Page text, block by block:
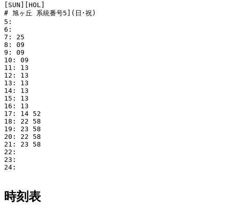
[SUN][HOL]
# 旭ヶ丘 系統番号5](日･祝)
5:
6:
7: 25
8: 09
9: 09
10: 09
11: 13
12: 13
13: 13
14: 13
15: 13
16: 13
17: 14 52
18: 22 58
19: 23 58
20: 22 58
21: 23 58
22:
23:
24:
時刻表